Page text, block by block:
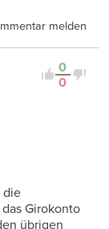
melden
0
0
die
Girokonto
übrigen